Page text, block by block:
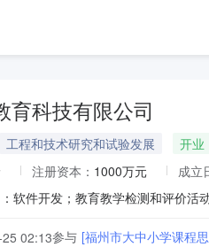
育科技有限公司
工程和技术研究和试验发展
开业
注册资本： 1000万元 成立
02:13参与 [福州市大中小学课程